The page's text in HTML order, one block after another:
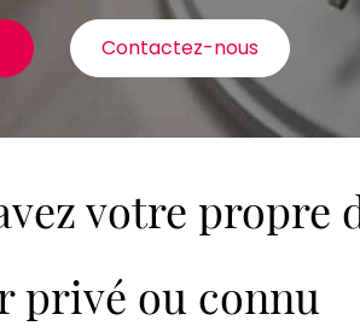
Contactez-nous
votre propre
privé ou connu